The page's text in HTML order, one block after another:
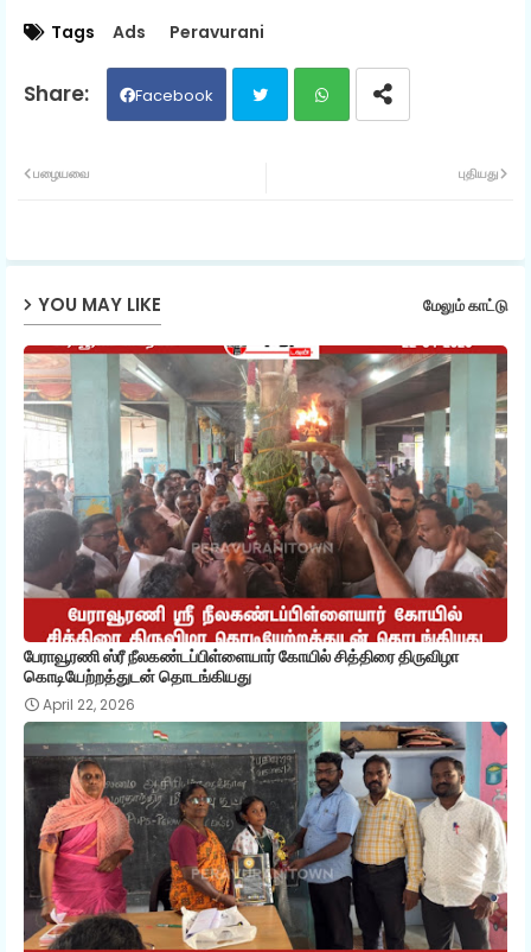
Tags Ads Peravurani
Facebook
ap
புதியது
பழையவை
YOU MAY LIKE மேலும் காட்டு
பேராவூரணி ஸ்ரீ நீலகண்டப்பிள்ளையார் கோயில் சித்திரை திருவிழா
கொடியேற்றத்துடன் தொடங்கியது
April 22, 2026